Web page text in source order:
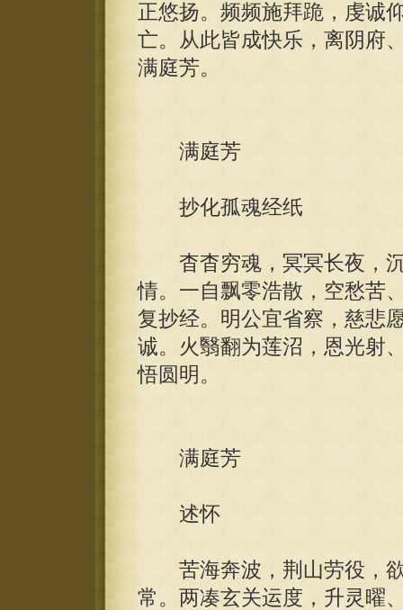
正悠扬。频频施拜跪，虔诚
亡。从此皆成快乐，离阴府
满庭芳。
满庭芳
抄化孤魂经纸
杳杳穷魂，冥冥长夜，沉
情。一自飘零浩散，空愁苦
复抄经。明公宜省察，慈悲
诚。火翳翻为莲沼，恩光射
悟圆明。
满庭芳
述怀
苦海奔波，荆山劳役，欲
常。两凑玄关运度，升灵曜